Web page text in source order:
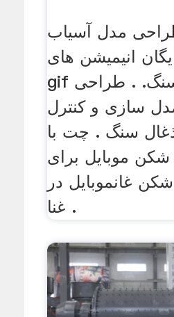
مدل آسیاب
انیمیشن های
gif معدن زغال سنگ. . طراحی
سازی و کنترل
سنگ . چت با
موبایل برای
غانموبایل در
غنا .